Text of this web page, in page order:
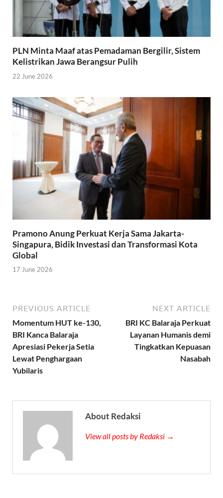
PLN Minta Maaf atas Pemadaman Bergilir, Sistem
Kelistrikan Jawa Berangsur Pulih
22 June 2026
Pramono Anung Perkuat Kerja Sama Jakarta-
Singapura, Bidik Investasi dan Transformasi Kota
Global
17 June 2026
PREVIOUS ARTICLE
Momentum HUT ke-130,
BRI Kanca Balaraja
Apresiasi Pekerja Setia
Lewat Penghargaan
Yubilaris
NEXT ARTICLE
BRI KC Balaraja Perkuat
Layanan Humanis demi
Tingkatkan Kepuasan
Nasabah
About Redaksi
View all posts by Redaksi →